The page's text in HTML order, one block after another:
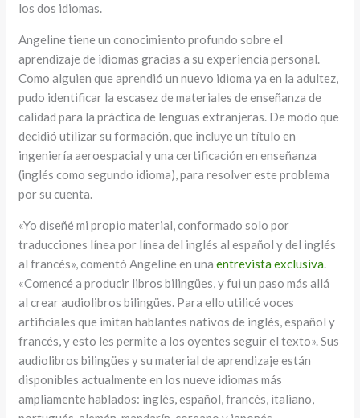
los dos idiomas.
Angeline tiene un conocimiento profundo sobre el
aprendizaje de idiomas gracias a su experiencia personal.
Como alguien que aprendió un nuevo idioma ya en la adultez,
pudo identificar la escasez de materiales de enseñanza de
calidad para la práctica de lenguas extranjeras. De modo que
decidió utilizar su formación, que incluye un título en
ingeniería aeroespacial y una certificación en enseñanza
(inglés como segundo idioma), para resolver este problema
por su cuenta.
«Yo diseñé mi propio material, conformado solo por
traducciones línea por línea del inglés al español y del inglés
al francés», comentó Angeline en unaentrevista exclusiva.
«Comencé a producir libros bilingües, y fui un paso más allá
al crear audiolibros bilingües. Para ello utilicé voces
artificiales que imitan hablantes nativos de inglés, español y
francés, y esto les permite a los oyentes seguir el texto». Sus
audiolibros bilingües y su material de aprendizaje están
disponibles actualmente en los nueve idiomas más
ampliamente hablados: inglés, español, francés, italiano,